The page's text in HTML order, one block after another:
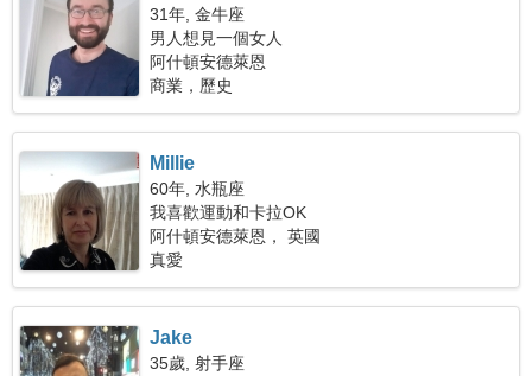
31年, 金牛座
男人想見一個女人
阿什頓安德萊恩
商業，歷史
Millie
60年, 水瓶座
我喜歡運動和卡拉OK
阿什頓安德萊恩， 英國
真愛
Jake
35歲, 射手座